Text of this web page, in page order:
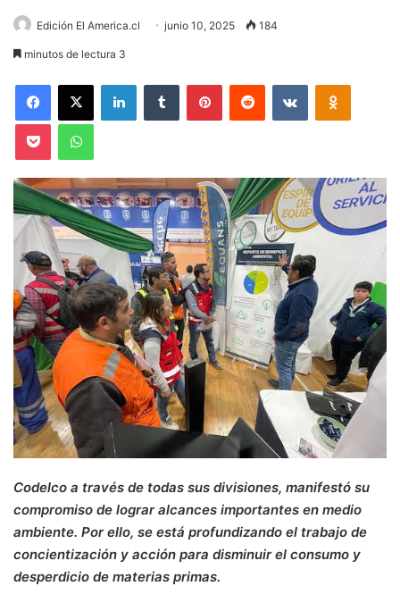
Edición El America.cl junio 10, 2025 184
minutos de lectura 3
Facebook
X LinkedInTumblr PinterestReddit VKontakte
Pocket WhatsApp
Codelco a través de todas sus divisiones, manifestó su
compromiso de lograr alcances importantes en medio
ambiente. Por ello, se está profundizando el trabajo de
concientización y acción para disminuir el consumo y
desperdicio de materias primas.